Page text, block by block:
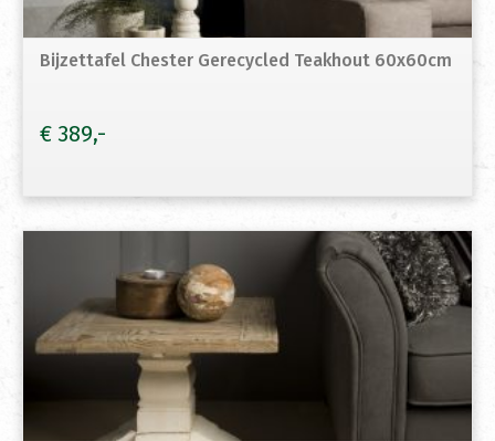
Bijzettafel Chester Gerecycled Teakhout 60x60cm
€ 389